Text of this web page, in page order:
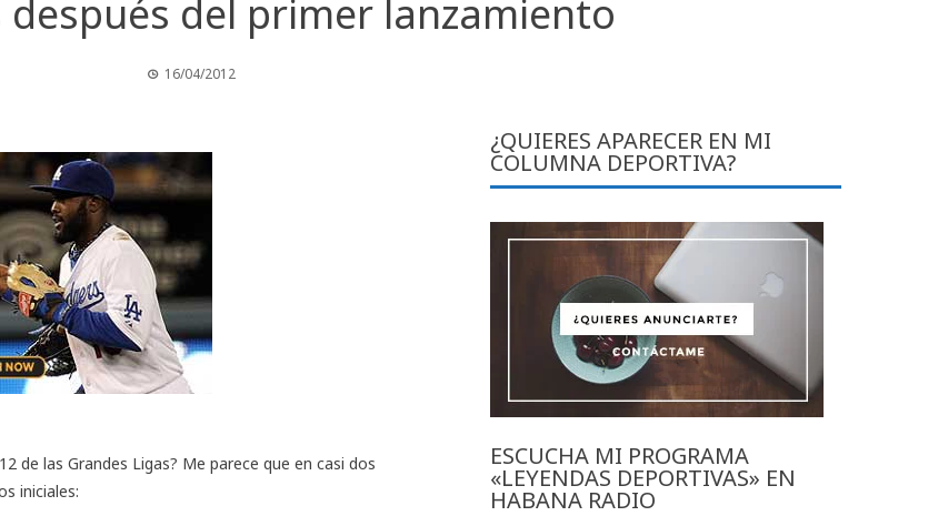
después del primer lanzamiento
16/04/2012
de las Grandes Ligas? Me parece que en casi dos
iniciales:
¿QUIERES APARECER EN MI
COLUMNA DEPORTIVA?
ESCUCHA MI PROGRAMA
«LEYENDAS DEPORTIVAS» EN
HABANA RADIO